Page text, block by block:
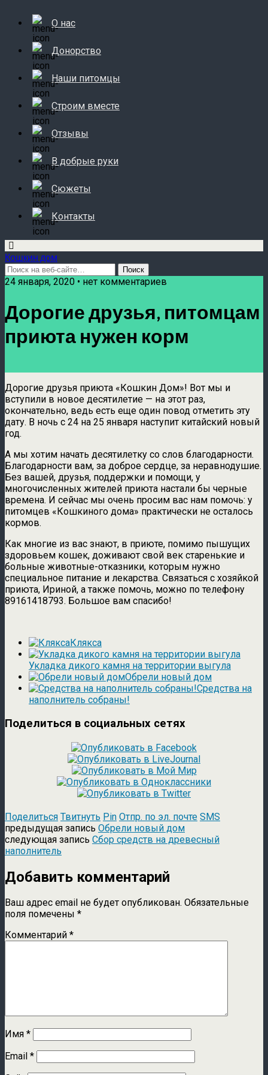
О нас
Донорство
Наши питомцы
Строим вместе
Отзывы
В добрые руки
Сюжеты
Контакты
Кошкин дом
24 января, 2020 • нет комментариев
Дорогие друзья, питомцам
приюта нужен корм
Дорогие друзья приюта «Кошкин Дом»! Вот мы и
вступили в новое десятилетие — на этот раз,
окончательно, ведь есть еще один повод отметить эту
дату. В ночь с 24 на 25 января наступит китайский новый
год.
А мы хотим начать десятилетку со слов благодарности.
Благодарности вам, за доброе сердце, за неравнодушие.
Без вашей, друзья, поддержки и помощи, у
многочисленных жителей приюта настали бы черные
времена. И сейчас мы очень просим вас нам помочь: у
питомцев «Кошкиного дома» практически не осталось
кормов.
Как многие из вас знают, в приюте, помимо пышущих
здоровьем кошек, доживают свой век старенькие и
больные животные-отказники, которым нужно
специальное питание и лекарства. Связаться с хозяйкой
приюта, Ириной, а также помочь, можно по телефону
89161418793. Большое вам спасибо!
Клякса
Укладка дикого камня на территории выгула
Обрели новый дом
Средства на
наполнитель собраны!
Поделиться в социальных сетях
Поделиться Твитнуть Pin Отпр. по эл. почте SMS
предыдущая запись Обрели новый дом
следующая запись Сбор средств на древесный
наполнитель
Добавить комментарий
Ваш адрес email не будет опубликован. Обязательные
поля помечены *
Комментарий *
Имя *
Email *